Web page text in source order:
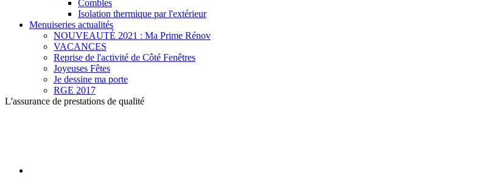
Combles
Isolation thermique par l'extérieur
Menuiseries actualités
NOUVEAUTÉ 2021 : Ma Prime Rénov
VACANCES
Reprise de l'activité de Côté Fenêtres
Joyeuses Fêtes
Je dessine ma porte
RGE 2017
L'assurance de prestations de qualité